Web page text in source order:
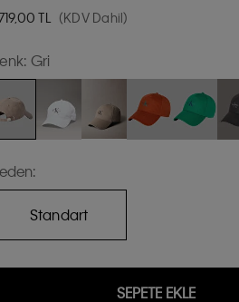
TL (KDV Dahil)
Gri
Standart
SEPETE EKLE